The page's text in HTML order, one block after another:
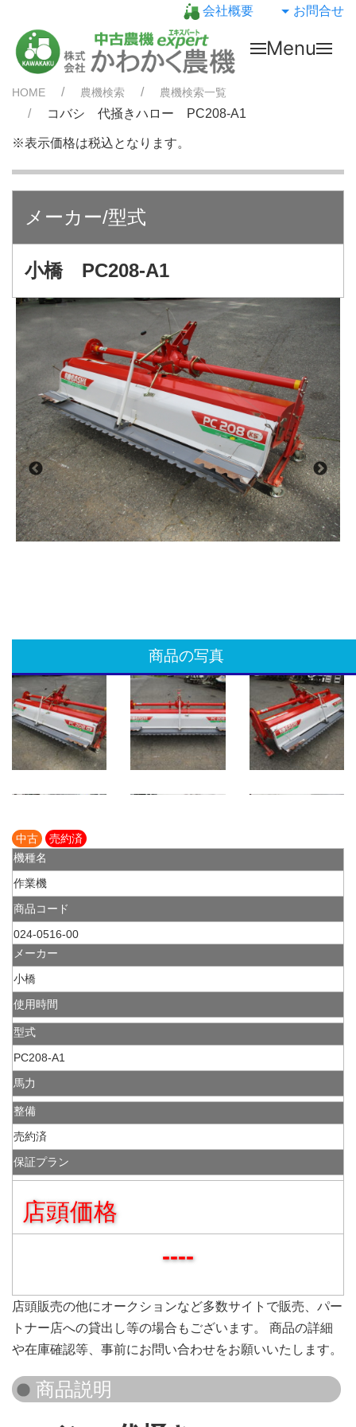
会社概要 お問合せ
Menu
HOME 農機検索 農機検索一覧
コバシ 代掻きハロー PC208-A1
※表示価格は税込となります。
メーカー/型式
小橋 PC208-A1
商品の写真
中古
売約済
機種名
作業機
商品コード
024-0516-00
メーカー
小橋
使用時間
型式
PC208-A1
馬力
整備
売約済
保証プラン
店頭価格
----
店頭販売の他にオークションなど多数サイトで販売、パー
トナー店への貸出し等の場合もございます。 商品の詳細
や在庫確認等、事前にお問い合わせをお願いいたします。